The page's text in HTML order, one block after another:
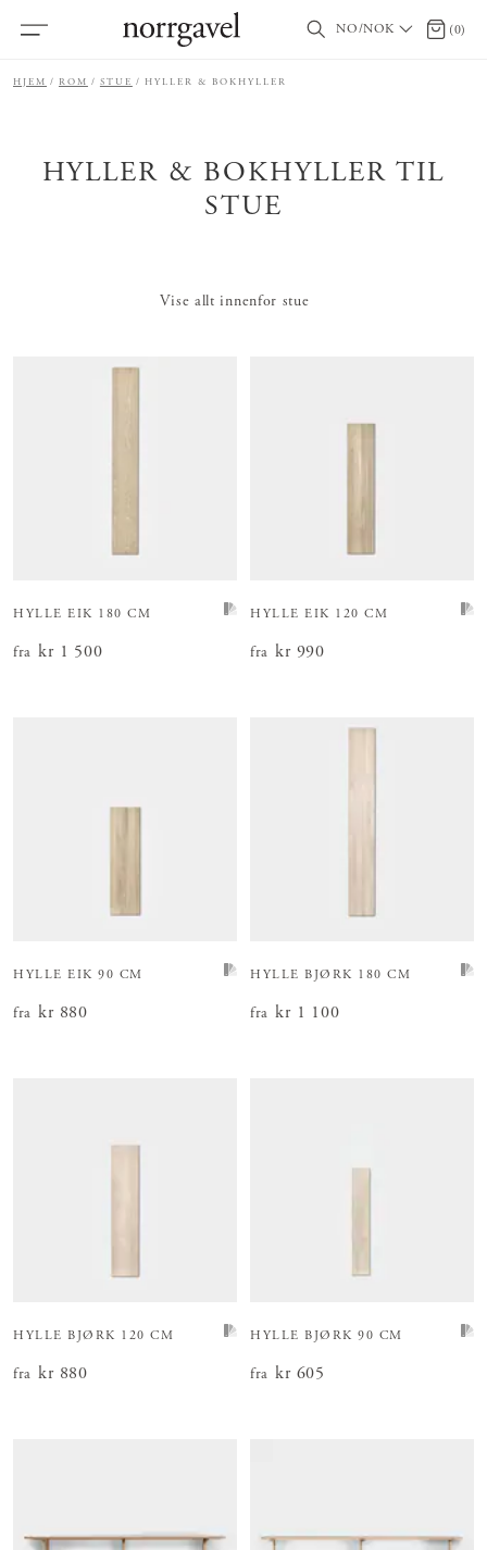
NO/NOK 0 (0)
HJEM ROM STUE HYLLER & BOKHYLLER
HYLLER & BOKHYLLER TIL
STUE
Vise allt innenfor stue
HYLLE EIK 180 CM
fra Pris :kr 1 500
kr 1 500
HYLLE EIK 120 CM
fra Pris:kr 990
kr 990
HYLLE EIK 90 CM
fra Pris:kr 880
kr 880
HYLLE BJØRK 180 CM
fra Pris :kr 1 100
kr 1 100
HYLLE BJØRK 120 CM
fra Pris:kr 880
kr 880
HYLLE BJØRK 90 CM
fra Pris:kr 605
kr 605